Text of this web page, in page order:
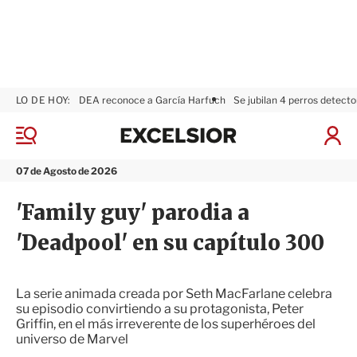
M
n
07 de Agosto de 2026
LO DE HOY: DEA reconoce a García Harfuch Se jubilan 4 perros
I
x
i
o
r
'Family guy' parodia a
'Deadpool' en su capítulo 300
La serie animada creada por Seth MacFarlane celebra
su episodio convirtiendo a su protagonista, Peter
Griffin, en el más irreverente de los superhéroes del
universo de Marvel